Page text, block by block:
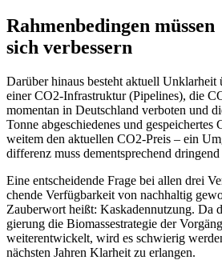
Rahmen­be­dingen müssen
sich verbessern
Darüber hinaus besteht aktuell Unklarheit
einer CO2-Infra­struktur (Pipelines), die
momentan in Deutschland verboten und
Tonne abgeschie­denes und gespei­chertes
weitem den aktuellen CO2-Preis – ein
dif­ferenz muss dementspre­chend
Eine entschei­dende Frage bei allen drei
chende Verfüg­barkeit von nachhaltig
Zauberwort heißt: Kaska­den­nutzung. Da
gierung die Biomass­estra­tegie der
weiter­ent­wi­ckelt, wird es schwierig
nächsten Jahren Klarheit zu erlangen.